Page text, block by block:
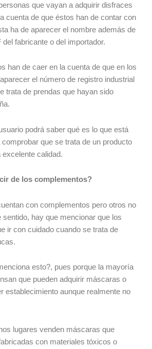
que vayan a adquirir disfraces
cuenta de que éstos han de contar con
ha de aparecer el nombre además de
del fabricante o del importador.
han de caer en la cuenta de que en los
el número de registro industrial
trata de prendas que hayan sido
podrá saber qué es lo que está
que se trata de un producto
calidad.
de los complementos?
con complementos pero otros no
sentido, hay que mencionar que los
ir con cuidado cuando se trata de
esto?, pues porque la mayoría
que pueden adquirir máscaras o
establecimiento aunque realmente no
lugares venden máscaras que
con materiales tóxicos o